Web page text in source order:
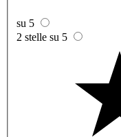
su 5
2 stelle su 5